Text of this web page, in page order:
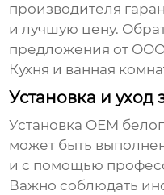
производителя
и лучшую цену.
предложения от ООО
Кухня и ванная
Установка и
Установка OEM
может быть
и с помощью
Важно соблюдать